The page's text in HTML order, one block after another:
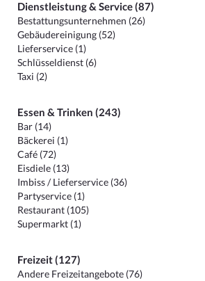
Dienstleistung & Service (87)
Bestattungsunternehmen (26)
Gebäudereinigung (52)
Lieferservice (1)
Schlüsseldienst (6)
Taxi (2)
Essen & Trinken (243)
Bar (14)
Bäckerei (1)
Café (72)
Eisdiele (13)
Imbiss / Lieferservice (36)
Partyservice (1)
Restaurant (105)
Supermarkt (1)
Freizeit (127)
Andere Freizeitangebote (76)